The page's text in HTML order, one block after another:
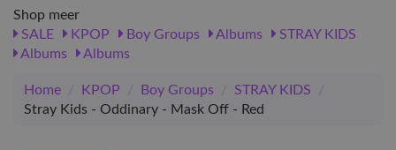
Shop meer
SALE
KPOP Boy Groups Albums
STRAY KIDS
Albums
Albums
Home / KPOP / Boy Groups / STRAY KIDS
/
Stray Kids - Oddinary - Mask Off - Red